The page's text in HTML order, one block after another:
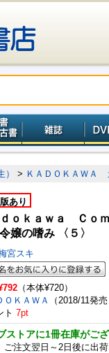
> ＫＡＤＯＫＡＷＡ
あり
ｄｏｋａｗａ Ｃｏ
嬢の嗜み 〈５〉
宮スキ
（本体¥720）
ＯＫＡＷＡ
（2018/11発売
ト 7pt
ストアに1冊在庫がござ
ご注文翌日～2日後に出荷